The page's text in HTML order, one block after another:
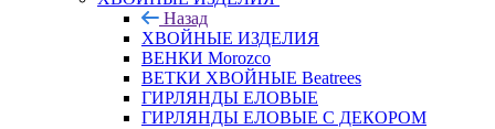
Назад
ХВОЙНЫЕ ИЗДЕЛИЯ
ВЕНКИ Morozco
ВЕТКИ ХВОЙНЫЕ Beatrees
ГИРЛЯНДЫ ЕЛОВЫЕ
ГИРЛЯНДЫ ЕЛОВЫЕ С ДЕКОРОМ